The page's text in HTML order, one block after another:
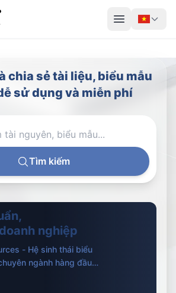
chia sẻ tài liệu, biểu mẫu
sử dụng và miễn phí
Tìm kiếm
nghiệp
- Hệ sinh thái biểu
ngành hàng đầu